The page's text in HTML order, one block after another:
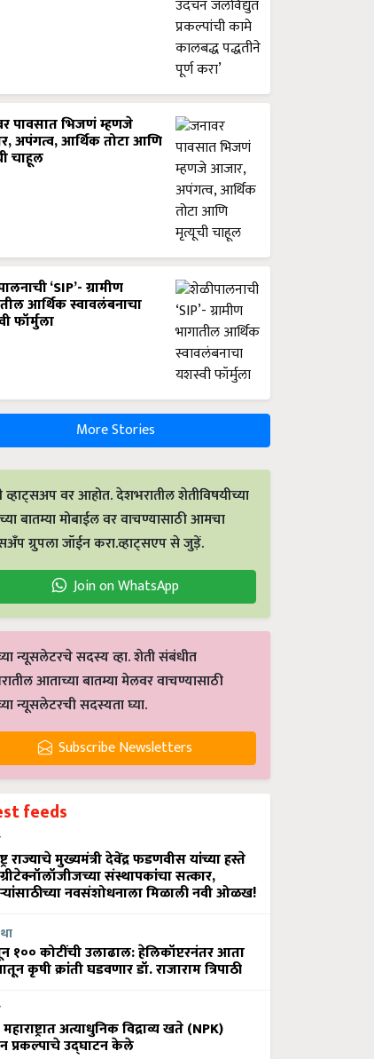
पावसात भिजणं म्हणजे
अपंगत्व, आर्थिक तोटा आणि
चाहूल
‘SIP’- ग्रामीण
आर्थिक स्वावलंबनाचा
फॉर्मुला
More Stories
व्हाट्सअप वर आहोत. देशभरातील शेतीविषयीच्या
बातम्या मोबाईल वर वाचण्यासाठी आमचा
ग्रुपला जॉईन करा.व्हाट्सएप से जुड़ें.
Join on WhatsApp
न्यूसलेटरचे सदस्य व्हा. शेती संबंधीत
आताच्या बातम्या मेलवर वाचण्यासाठी
न्यूसलेटरची सदस्यता घ्या.
Subscribe Newsletters
feeds
राज्याचे मुख्यमंत्री देवेंद्र फडणवीस यांच्या हस्ते
संस्थापकांचा सत्कार,
नवसंशोधनाला मिळाली नवी ओळख!
१०० कोटींची उलाढाल: हेलिकॉप्टरनंतर आता
कृषी क्रांती घडवणार डॉ. राजाराम त्रिपाठी
अत्याधुनिक विद्राव्य खते (NPK)
प्रकल्पाचे उद्घाटन केले